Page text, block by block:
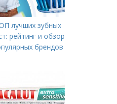
лучших зубных
рейтинг и обзор
брендов